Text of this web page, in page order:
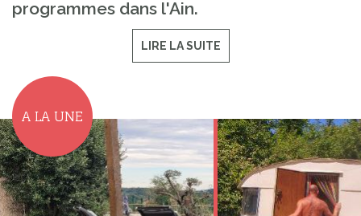
programmes dans l'Ain.
LIRE LA SUITE
A LA UNE